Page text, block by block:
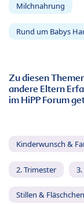
Milchnahrung
Rund um Babys
Zu diesen
andere Eltern
im HiPP Forum
Kinderwunsch &
2. Trimester
Stillen & Fläschchen